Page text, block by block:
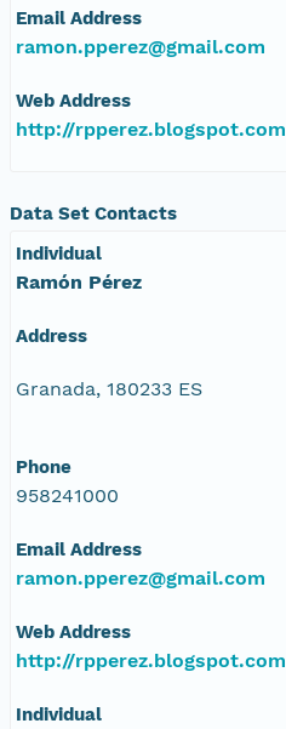
Email Address
ramon.pperez@gmail.com
Web Address
http://rpperez.blogspot.com
Data Set Contacts
Individual
Ramón Pérez
Address
Granada, 180233 ES
Phone
958241000
Email Address
ramon.pperez@gmail.com
Web Address
http://rpperez.blogspot.com
Individual